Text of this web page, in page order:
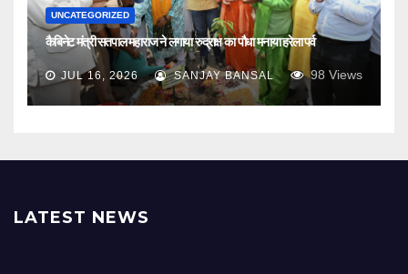
UNCATEGORIZED
कैबिनेट मंत्री सतपाल महाराज ने लगाया रुद्राक्ष का पौधा मनाया हरेला पर्व
JUL 16, 2026 SANJAY BANSAL 98 Views
LATEST NEWS